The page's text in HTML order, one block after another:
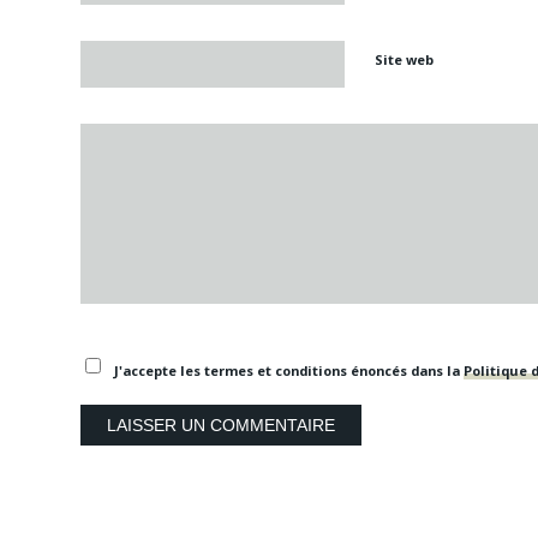
Site web
J'accepte les termes et conditions énoncés dans la Politique